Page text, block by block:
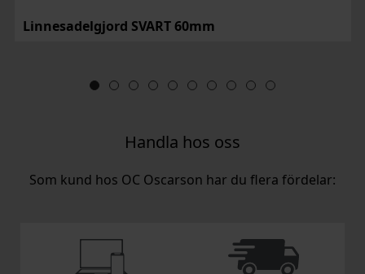
Linnesadelgjord SVART 60mm
Handla hos oss
Som kund hos OC Oscarson har du flera fördelar: